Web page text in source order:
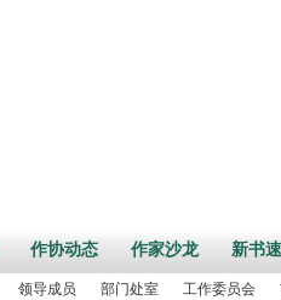
作协动态 作家沙龙 新书
领导成员 部门处室 工作委员会